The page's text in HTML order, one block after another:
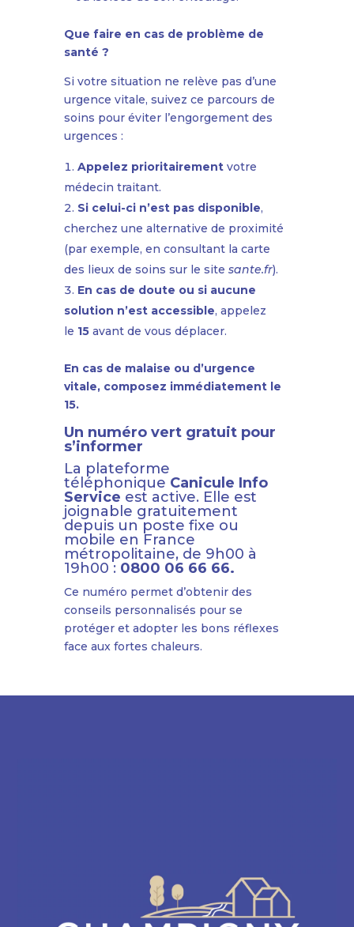
Que faire en cas de problème de
santé ?
Si votre situation ne relève pas d’une
urgence vitale, suivez ce parcours de
soins pour éviter l’engorgement des
urgences :
Appelez prioritairementvotre
médecin traitant.
Si celui-ci n’est pas disponible,
cherchez une alternative de proximité
(par exemple, en consultant la carte
des lieux de soins sur le site sante.fr).
En cas de doute ou si aucune
solution n’est accessible, appelez
le 15avant de vous déplacer.
En cas de malaise ou d’urgence
vitale, composez immédiatement le
15.
Un numéro vert gratuit pour
s’informer
La plateforme
téléphonique Canicule Info
Service est active. Elle est
joignable gratuitement
depuis un poste fixe ou
mobile en France
métropolitaine, de 9h00 à
19h00 : 0800 06 66 66.
Ce numéro permet d’obtenir des
conseils personnalisés pour se
protéger et adopter les bons réflexes
face aux fortes chaleurs.